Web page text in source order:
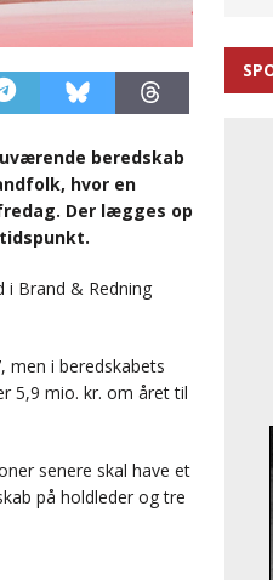
beredskab
hvor en
Der lægges op
i Brand & Redning
men i beredskabets
5,9 mio. kr. om året til
senere skal have et
på holdleder og tre